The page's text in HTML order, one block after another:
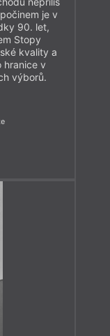
je v
90. let,
Stopy
kvality a
hranice v
výborů.